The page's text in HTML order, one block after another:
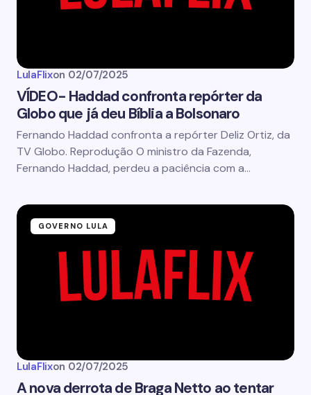
LulaFlixon 02/07/2025
VÍDEO- Haddad confronta repórter da
Globo que já deu Bíblia a Bolsonaro
Fernando Haddad confronta a repórter Deliz Ortiz, da
TV Globo. Reprodução O ministro da Fazenda,
Fernando Haddad, perdeu a paciência com a…
GOVERNO LULA
LulaFlixon 02/07/2025
A nova derrota de Braga Netto ao tentar